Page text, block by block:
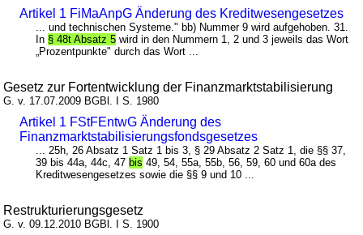
Artikel 1 FiMaAnpG Änderung des Kreditwesengesetzes
... und technischen Systeme." bb) Nummer 9 wird aufgehoben. 31.
In § 48t Absatz 5 wird in den Nummern 1, 2 und 3 jeweils das Wort
„Prozentpunkte" durch das Wort ...
Gesetz zur Fortentwicklung der Finanzmarktstabilisierung
G. v. 17.07.2009 BGBl. I S. 1980
Artikel 1 FStFEntwG Änderung des
Finanzmarktstabilisierungsfondsgesetzes
... 25h, 26 Absatz 1 Satz 1 bis 3, § 29 Absatz 2 Satz 1, die §§ 37,
39 bis 44a, 44c, 47 bis 49, 54, 55a, 55b, 56, 59, 60 und 60a des
Kreditwesengesetzes sowie die §§ 9 und 10 ...
Restrukturierungsgesetz
G. v. 09.12.2010 BGBl. I S. 1900